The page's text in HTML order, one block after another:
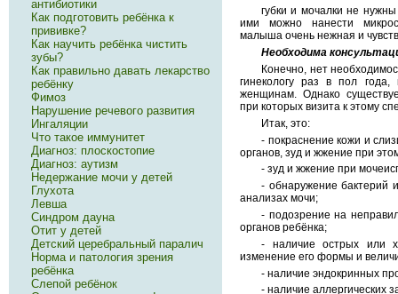
губки и мочалки не
ими можно нанести
малыша очень нежная и
Необходима
Конечно, нет
гинекологу раз в пол года,
женщинам. Однако
при которых визита к этому
Итак, это:
- покраснение кожи и
органов, зуд и жжение при
- зуд и жжение при
- обнаружение бактерий
анализах мочи;
- подозрение на
органов ребёнка;
- наличие острых или
изменение его формы и
- наличие эндокринных
- наличие аллергических
антибиотики
Как подготовить ребёнка к
прививке?
Как научить ребёнка чистить
зубы?
Как правильно давать лекарство
ребёнку
Фимоз
Нарушение речевого развития
Ингаляции
Что такое иммунитет
Диагноз: плоскостопие
Диагноз: аутизм
Недержание мочи у детей
Глухота
Левша
Синдром дауна
Отит у детей
Детский церебральный паралич
Норма и патология зрения
ребёнка
Слепой ребёнок